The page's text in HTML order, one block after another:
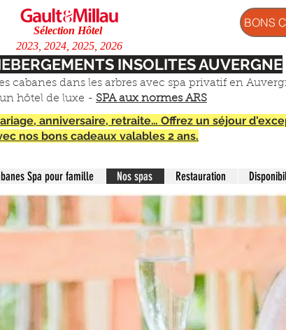
Sélection Hôtel
2023, 2024, 2025, 2026
BONS
INSOLITES AUVERGNE
cabanes dans les arbres avec spa privatif en
hôtel de luxe - SPA aux normes ARS
anniversaire, retraite… Offrez un séjour
nos bons cadeaux valables 2 ans.
Spa pour famille Nos spas Restauration